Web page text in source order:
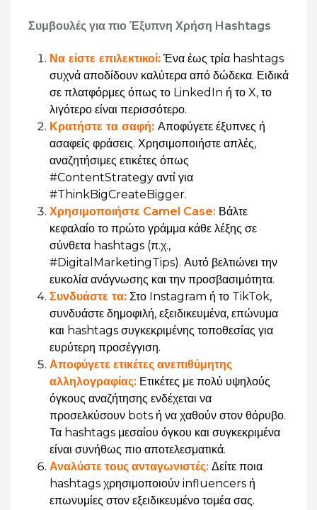
Συμβουλές για πιο Έξυπνη Χρήση Hashtags
Να είστε επιλεκτικοί: Ένα έως τρία hashtags
συχνά αποδίδουν καλύτερα από δώδεκα. Ειδικά
σε πλατφόρμες όπως το LinkedIn ή το X, το
λιγότερο είναι περισσότερο.
Κρατήστε τα σαφή: Αποφύγετε έξυπνες ή
ασαφείς φράσεις. Χρησιμοποιήστε απλές,
αναζητήσιμες ετικέτες όπως
#ContentStrategy αντί για
#ThinkBigCreateBigger.
Χρησιμοποιήστε Camel Case: Βάλτε
κεφαλαίο το πρώτο γράμμα κάθε λέξης σε
σύνθετα hashtags (π.χ.,
#DigitalMarketingTips). Αυτό βελτιώνει την
ευκολία ανάγνωσης και την προσβασιμότητα.
Συνδυάστε τα: Στο Instagram ή το TikTok,
συνδυάστε δημοφιλή, εξειδικευμένα, επώνυμα
και hashtags συγκεκριμένης τοποθεσίας για
ευρύτερη προσέγγιση.
Αποφύγετε ετικέτες ανεπιθύμητης
αλληλογραφίας: Ετικέτες με πολύ υψηλούς
όγκους αναζήτησης ενδέχεται να
προσελκύσουν bots ή να χαθούν στον θόρυβο.
Τα hashtags μεσαίου όγκου και συγκεκριμένα
είναι συνήθως πιο αποτελεσματικά.
Αναλύστε τους ανταγωνιστές: Δείτε ποια
hashtags χρησιμοποιούν influencers ή
επωνυμίες στον εξειδικευμένο τομέα σας.